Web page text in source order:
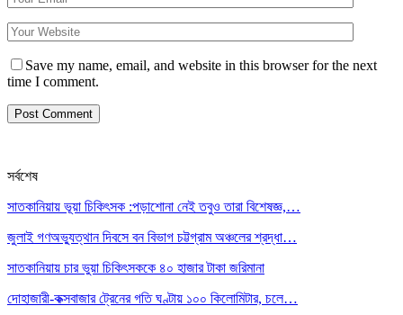
Save my name, email, and website in this browser for the next
time I comment.
সর্বশেষ
সাতকানিয়ায় ভূয়া চিকিৎসক :পড়াশোনা নেই তবুও তারা বিশেষজ্ঞ,…
জুলাই গণঅভ্যুত্থান দিবসে বন বিভাগ চট্টগ্রাম অঞ্চলের শ্রদ্ধা…
সাতকানিয়ায় চার ভুয়া চিকিৎসককে ৪০ হাজার টাকা জরিমানা
দোহাজারী-কক্সবাজার ট্রেনের গতি ঘণ্টায় ১০০ কিলোমিটার, চলে…